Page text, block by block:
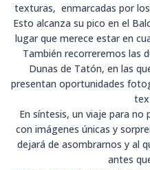
texturas, enmarcadas por
Esto alcanza su pico en el
lugar que merece estar en
También recorreremos las
Dunas de Tatón, en las
presentan oportunidades
En síntesis, un viaje para
con imágenes únicas y
dejará de asombrarnos y al
antes